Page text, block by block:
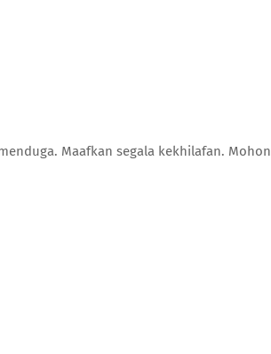
Maafkan segala kekhilafan. Mohon